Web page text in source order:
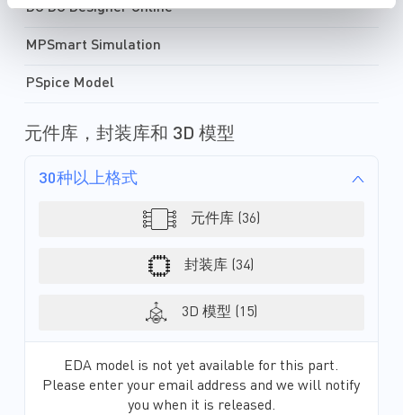
DC DC Designer Online
MPSmart Simulation
PSpice Model
元件库，封装库和 3D 模型
30种以上格式
元件库 (36)
封装库 (34)
3D 模型 (15)
EDA model is not yet available for this part.
Please enter your email address and we will notify
you when it is released.